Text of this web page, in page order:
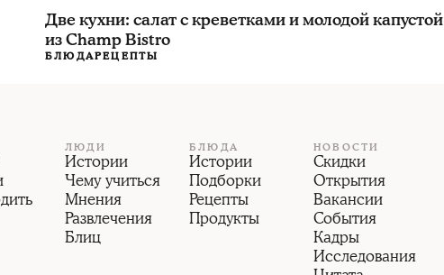
Две кухни: салат с креветками и молодой капустой
из Champ Bistro
БЛЮДАРЕЦЕПТЫ
ЛЮДИ
Истории
Чему учиться
Мнения
Развлечения
Блиц
БЛЮДА
Истории
Подборки
Рецепты
Продукты
НОВОСТИ
Скидки
Открытия
Вакансии
События
Кадры
Исследования